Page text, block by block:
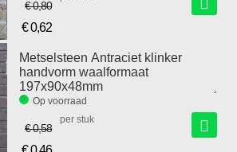
€ 0,80
prijs
€ 0,62
Metselsteen Antraciet klinker
handvorm waalformaat
197x90x48mm
Op voorraad
€ 0,58
per stuk